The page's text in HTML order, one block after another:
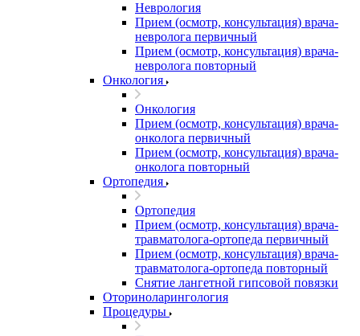
Неврология
Прием (осмотр, консультация) врача-
невролога первичный
Прием (осмотр, консультация) врача-
невролога повторный
Онкология
Онкология
Прием (осмотр, консультация) врача-
онколога первичный
Прием (осмотр, консультация) врача-
онколога повторный
Ортопедия
Ортопедия
Прием (осмотр, консультация) врача-
травматолога-ортопеда первичный
Прием (осмотр, консультация) врача-
травматолога-ортопеда повторный
Снятие лангетной гипсовой повязки
Оториноларингология
Процедуры